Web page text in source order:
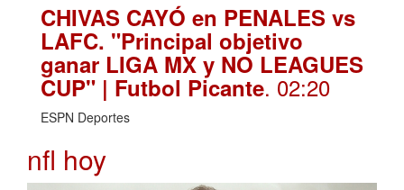
CHIVAS CAYÓ en PENALES vs
LAFC. "Principal objetivo
ganar LIGA MX y NO LEAGUES
CUP" | Futbol Picante. 02:20
ESPN Deportes
nfl hoy